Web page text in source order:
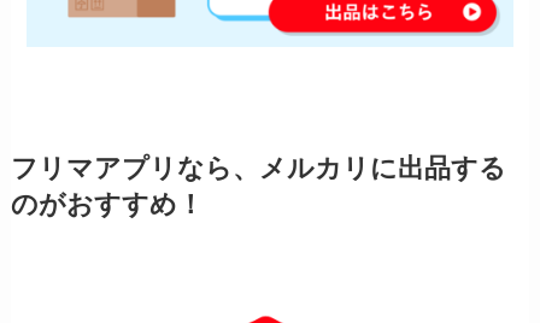
フリマアプリなら、メルカリに出品する
のがおすすめ！